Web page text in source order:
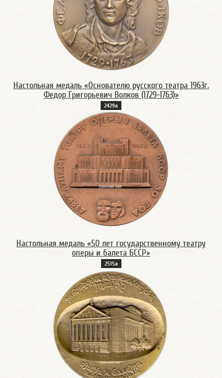
Настольная медаль «Основателю русского театра 1963г.
Федор Григорьевич Волков (1729-1763)»
2429а
Настольная медаль «50 лет государственному театру
оперы и балета БССР»
2515а